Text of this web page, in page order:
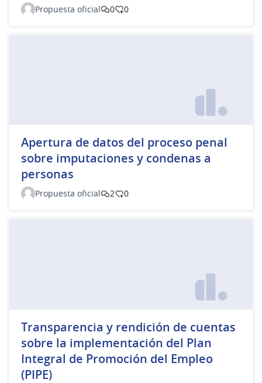
Propuesta oficial 0 0
Apertura de datos del proceso penal
sobre imputaciones y condenas a
personas
Propuesta oficial 2 0
Transparencia y rendición de cuentas
sobre la implementación del Plan
Integral de Promoción del Empleo
(PIPE)